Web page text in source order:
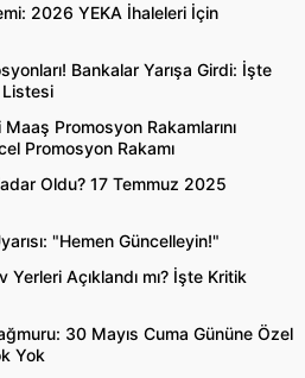
2026 YEKA İhaleleri İçin
Bankalar Yarışa Girdi: İşte
Listesi
Promosyon Rakamlarını
Promosyon Rakamı
Oldu? 17 Temmuz 2025
"Hemen Güncelleyin!"
Yerleri Açıklandı mı? İşte Kritik
30 Mayıs Cuma Gününe Özel
Yok